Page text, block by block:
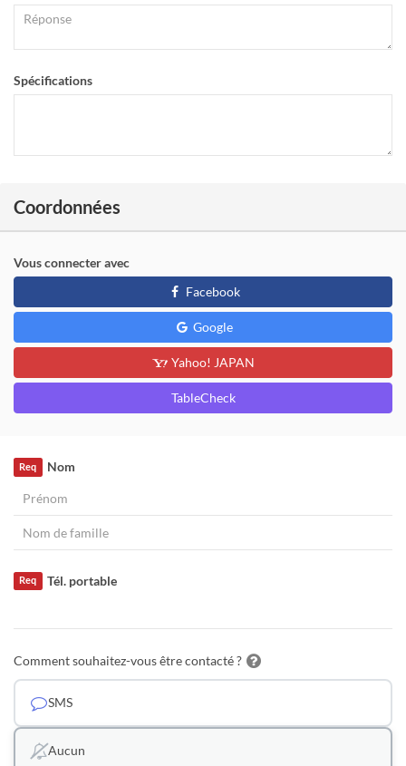
Spécifications
Coordonnées
Vous connecter avec
Facebook
Google
Yahoo! JAPAN
TableCheck
Nom
Req
Tél. portable
Req
Comment souhaitez-vous être contacté ?
SMS
Aucun